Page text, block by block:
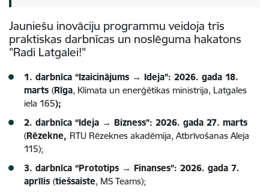
Jauniešu inovāciju programmu veidoja trīs
praktiskas darbnīcas un noslēguma hakatons
"Radi Latgalei!"
1. darbnīca “Izaicinājums → Ideja”: 2026. gada 18.
marts (Rīga, Klimata un enerģētikas ministrija, Latgales
iela 165);
2. darbnīca “Ideja → Bizness”: 2026. gada 27. marts
(Rēzekne, RTU Rēzeknes akadēmija, Atbrīvošanas Aleja
115);
3. darbnīca “Prototips → Finanses”: 2026. gada 7.
aprīlis (tiešsaiste, MS Teams);